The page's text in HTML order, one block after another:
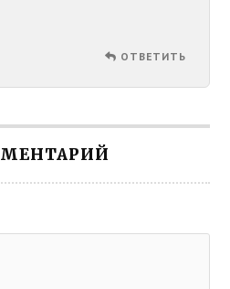
ОТВЕТИТЬ